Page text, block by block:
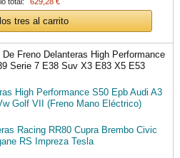
tres al carrito
De Freno Delanteras High Performance
Serie 7 E38 Suv X3 E83 X5 E53
High Performance S50 Epb Audi A3
Golf VII (Freno Mano Eléctrico)
Racing RR80 Cupra Brembo Civic
RS Impreza Tesla